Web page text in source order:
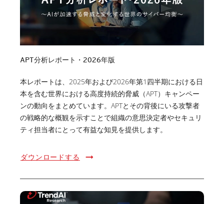
APT分析レポート・2026年版
本レポートは、2025年および2026年第1四半期における日
本を含む世界における高度持続的脅威（APT）キャンペー
ンの動向をまとめています。APTとその背後にいる攻撃者
の戦略的な概観を示すことで組織の意思決定者やセキュリ
ティ担当者にとって有益な知見を提供します。
ダウンロードする